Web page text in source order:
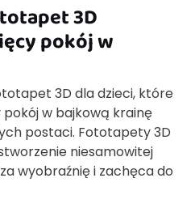
3D
pokój w
3D dla dzieci, które
w bajkową krainę
postaci. Fototapety 3D
niesamowitej
wyobraźnię i zachęca do